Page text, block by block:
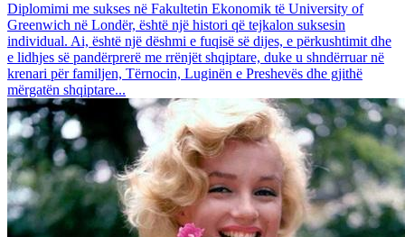
Diplomimi me sukses në Fakultetin Ekonomik të University of
Greenwich në Londër, është një histori që tejkalon suksesin
individual. Ai, është një dëshmi e fuqisë së dijes, e përkushtimit dhe
e lidhjes së pandërprerë me rrënjët shqiptare, duke u shndërruar në
krenari për familjen, Tërnocin, Luginën e Preshevës dhe gjithë
mërgatën shqiptare...